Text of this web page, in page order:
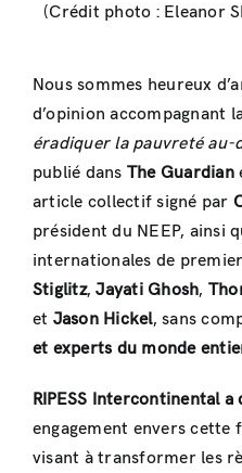
(Crédit photo : Eleanor
Nous sommes heureux
d’opinion accompagnant
éradiquer la pauvreté au-
publié dans The Guardian
article collectif signé par
président du NEEP, ainsi
internationales de
Stiglitz,Jayati Ghosh,
et Jason Hickel, sans
et experts du monde
RIPESS Intercontinental a
engagement envers
visant à transformer les